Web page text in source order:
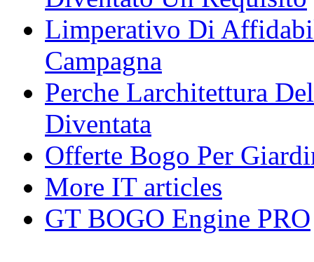
Limperativo Di
Campagna
Perche Larchitettura
Diventata
Offerte Bogo Per
More IT articles
GT BOGO Engine PRO